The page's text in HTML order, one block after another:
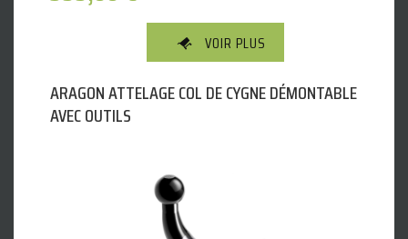
VOIR PLUS
ARAGON ATTELAGE COL DE CYGNE DÉMONTABLE
AVEC OUTILS